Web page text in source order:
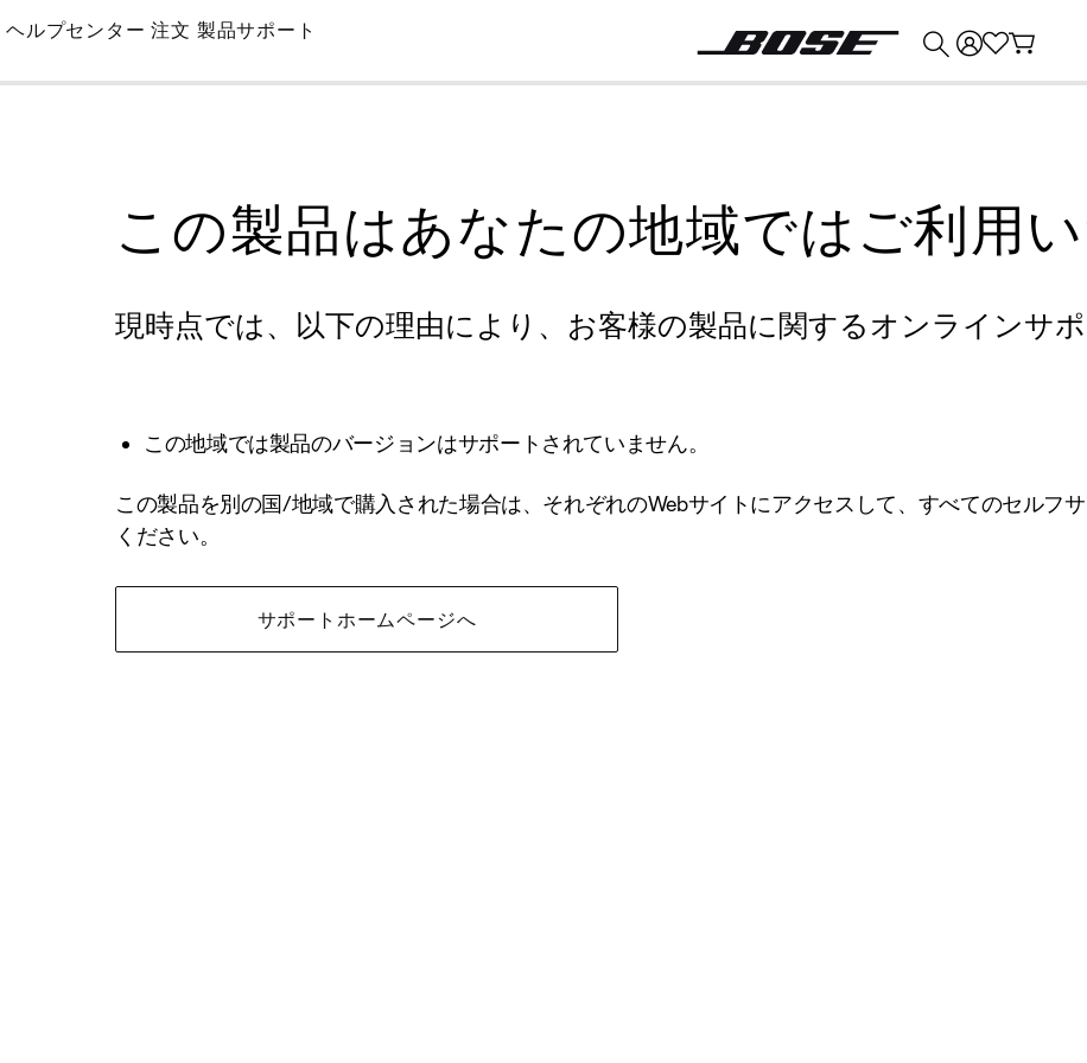
Skip
Main
ヘルプセンター 注文 製品サポート
この製品はあなたの地域ではご利用
現時点では、以下の理由により、お客様の製品に関するオンラインサ
この地域では製品のバージョンはサポートされていません。
この製品を別の国/地域で購入された場合は、それぞれのWebサイトにアクセスして、すべてのセルフ
ください。
サポートホームページへ